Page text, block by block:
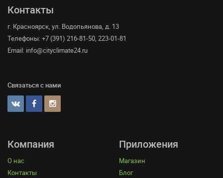
Контакты
г. Красноярск, ул. Водопьянова, д. 13
Телефоны: +7 (391) 216-81-50, 223-01-81
Email: info@cityclimate24.ru
Связаться с нами
Компания
О нас
Контакты
Приложения
Магазин
Блог